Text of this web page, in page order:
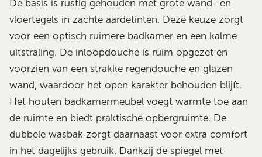
De basis is rustig gehouden met grote wand- en
vloertegels in zachte aardetinten. Deze keuze zorgt
voor een optisch ruimere badkamer en een kalme
uitstraling. De inloopdouche is ruim opgezet en
voorzien van een strakke regendouche en glazen
wand, waardoor het open karakter behouden blijft.
Het houten badkamermeubel voegt warmte toe aan
de ruimte en biedt praktische opbergruimte. De
dubbele wasbak zorgt daarnaast voor extra comfort
in het dagelijks gebruik. Dankzij de spiegel met